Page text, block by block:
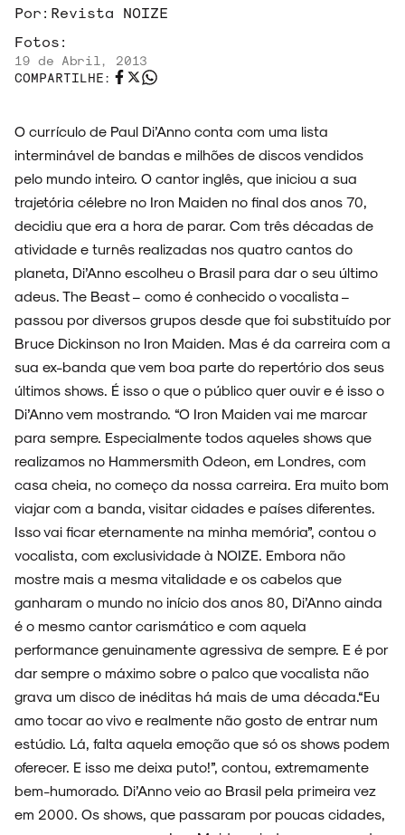
ARQUIVO
ESPECIAIS
FAIXA A FAIXA
NOVIDADES
NOIZE RECORD CLUB
Por: Revista NOIZE
Fotos:
19 de Abril, 2013
COMPARTILHE:
O currículo de Paul Di’Anno conta com uma lista
interminável de bandas e milhões de discos vendidos
pelo mundo inteiro. O cantor inglês, que iniciou a sua
trajetória célebre no Iron Maiden no final dos anos 70,
decidiu que era a hora de parar. Com três décadas de
atividade e turnês realizadas nos quatro cantos do
planeta, Di’Anno escolheu o Brasil para dar o seu último
adeus. The Beast – como é conhecido o vocalista –
passou por diversos grupos desde que foi substituído por
Bruce Dickinson no Iron Maiden. Mas é da carreira com a
sua ex-banda que vem boa parte do repertório dos seus
últimos shows. É isso o que o público quer ouvir e é isso o
Di’Anno vem mostrando. “O Iron Maiden vai me marcar
para sempre. Especialmente todos aqueles shows que
realizamos no Hammersmith Odeon, em Londres, com
casa cheia, no começo da nossa carreira. Era muito bom
viajar com a banda, visitar cidades e países diferentes.
Isso vai ficar eternamente na minha memória”, contou o
vocalista, com exclusividade à NOIZE. Embora não
mostre mais a mesma vitalidade e os cabelos que
ganharam o mundo no início dos anos 80, Di’Anno ainda
é o mesmo cantor carismático e com aquela
performance genuinamente agressiva de sempre. E é por
dar sempre o máximo sobre o palco que vocalista não
grava um disco de inéditas há mais de uma década.“Eu
amo tocar ao vivo e realmente não gosto de entrar num
estúdio. Lá, falta aquela emoção que só os shows podem
oferecer. E isso me deixa puto!”, contou, extremamente
bem-humorado. Di’Anno veio ao Brasil pela primeira vez
em 2000. Os shows, que passaram por poucas cidades,